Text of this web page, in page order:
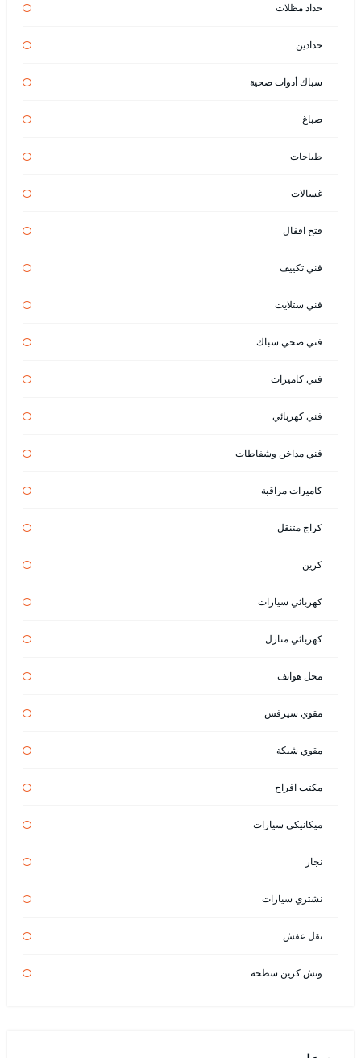
حداد مظلات
حدادين
سباك أدوات صحية
صباغ
طباخات
غسالات
فتح اقفال
فني تكييف
فني ستلايت
فني صحي سباك
فني كاميرات
فني كهربائي
فني مداخن وشفاطات
كاميرات مراقبة
كراج متنقل
كرين
كهربائي سيارات
كهربائي منازل
محل هواتف
مقوي سيرفس
مقوي شبكة
مكتب افراح
ميكانيكي سيارات
نجار
نشتري سيارات
نقل عفش
ونش كرين سطحة